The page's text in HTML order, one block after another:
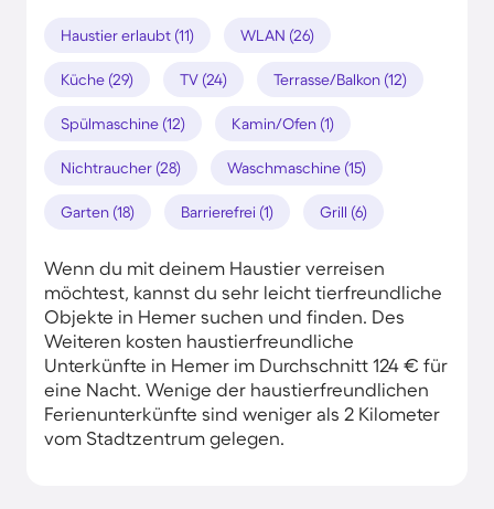
Haustier erlaubt (11) WLAN (26)
Küche (29) TV (24) Terrasse/Balkon (12)
Spülmaschine (12) Kamin/Ofen (1)
Nichtraucher (28) Waschmaschine (15)
Garten (18) Barrierefrei (1) Grill (6)
Wenn du mit deinem Haustier verreisen
möchtest, kannst du sehr leicht tierfreundliche
Objekte in Hemer suchen und finden. Des
Weiteren kosten haustierfreundliche
Unterkünfte in Hemer im Durchschnitt 124 € für
eine Nacht. Wenige der haustierfreundlichen
Ferienunterkünfte sind weniger als 2 Kilometer
vom Stadtzentrum gelegen.